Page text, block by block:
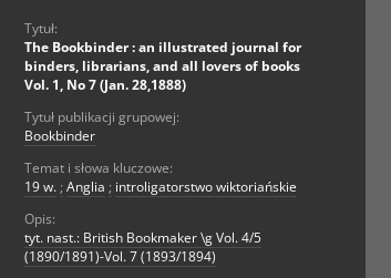
Tytuł:
The Bookbinder : an illustrated journal for
binders, librarians, and all lovers of books
Vol. 1, No 7 (Jan. 28,1888)
Tytuł publikacji grupowej:
Bookbinder
Temat i słowa kluczowe:
19 w. ; Anglia ; introligatorstwo wiktoriańskie
Opis:
tyt. nast.: British Bookmaker \g Vol. 4/5
(1890/1891)-Vol. 7 (1893/1894)